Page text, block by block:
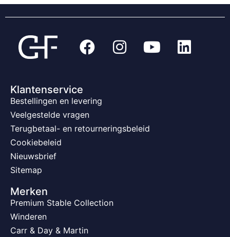
Klantenservice
Bestellingen en levering
Veelgestelde vragen
Terugbetaal- en retourneringsbeleid
Cookiebeleid
Nieuwsbrief
Sitemap
Merken
Premium Stable Collection
Winderen
Carr & Day & Martin